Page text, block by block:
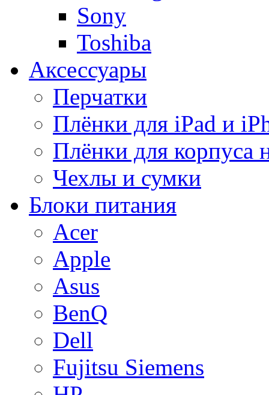
Sony
Toshiba
Аксессуары
Перчатки
Плёнки для iPad и
Плёнки для корпуса
Чехлы и сумки
Блоки питания
Acer
Apple
Asus
BenQ
Dell
Fujitsu Siemens